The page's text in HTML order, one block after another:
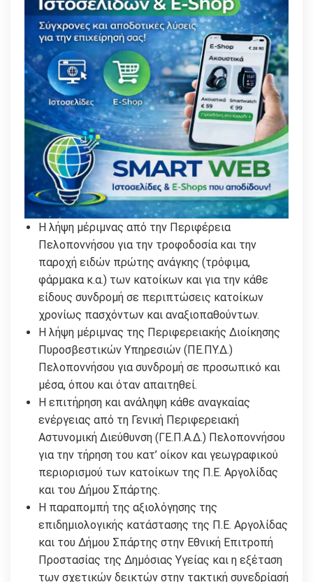
H λήψη μέριμνας από την Περιφέρεια
Πελοποννήσου για την τροφοδοσία και την
παροχή ειδών πρώτης ανάγκης (τρόφιμα,
φάρμακα κ.α.) των κατοίκων και για την κάθε
είδους συνδρομή σε περιπτώσεις κατοίκων
χρονίως πασχόντων και αναξιοπαθούντων.
H λήψη μέριμνας της Περιφερειακής Διοίκησης
Πυροσβεστικών Υπηρεσιών (ΠΕ.ΠΥ.Δ.)
Πελοποννήσου για συνδρομή σε προσωπικό και
μέσα, όπου και όταν απαιτηθεί.
H επιτήρηση και ανάληψη κάθε αναγκαίας
ενέργειας από τη Γενική Περιφερειακή
Αστυνομική Διεύθυνση (ΓΕ.Π.Α.Δ.) Πελοποννήσου
για την τήρηση του κατ’ οίκον και γεωγραφικού
περιορισμού των κατοίκων της Π.Ε. Αργολίδας
και του Δήμου Σπάρτης.
H παραπομπή της αξιολόγησης της
επιδημιολογικής κατάστασης της Π.Ε. Αργολίδας
και του Δήμου Σπάρτης στην Εθνική Επιτροπή
Προστασίας της Δημόσιας Υγείας και η εξέταση
των σχετικών δεικτών στην τακτική συνεδρίασή